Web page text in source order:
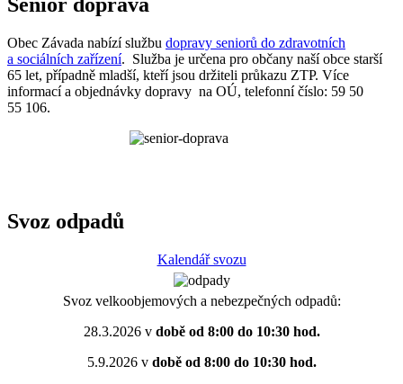
Obec Závada nabízí službu dopravy seniorů do zdravotních
a sociálních zařízení. Služba je určena pro občany naší obce starší
65 let, případně mladší, kteří jsou držiteli průkazu ZTP. Více
informací a objednávky dopravy na OÚ, telefonní číslo: 59 50
55 106.
Svoz odpadů
Kalendář svozu
Svoz velkoobjemových a nebezpečných odpadů:
28.3.2026 vdobě od 8:00 do 10:30 hod.
5.9.2026 vdobě od 8:00 do 10:30 hod.